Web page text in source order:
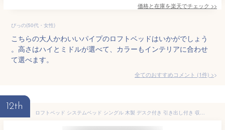
価格と在庫を楽天でチェック >>
ぴっの(50代・女性)
こちらの大人かわいいパイプのロフトベッドはいかがでしょう
。高さはハイとミドルが選べて、カラーもインテリアに合わせ
て選べます。
全てのおすすめコメント (1件) >
12th
ロフトベッド システムベッド シングル 木製 デスク付き 引き出し付き 収納付き 宮付き 棚付き コンセント付き フック付き ロフト ベッド ベッドフレーム ベッド下収納 オープンラック 一人暮らし